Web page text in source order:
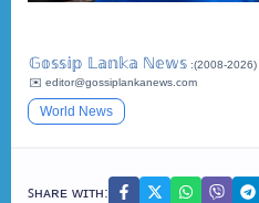
𝔾𝕠𝕤𝕤𝕚𝕡 𝕃𝕒𝕟𝕜𝕒 ℕ𝕖𝕨𝕤 :(2008-2026)
✉️ editor@gossiplankanews.com
World News
ꜱʜᴀʀᴇ ᴡɪᴛʜ: